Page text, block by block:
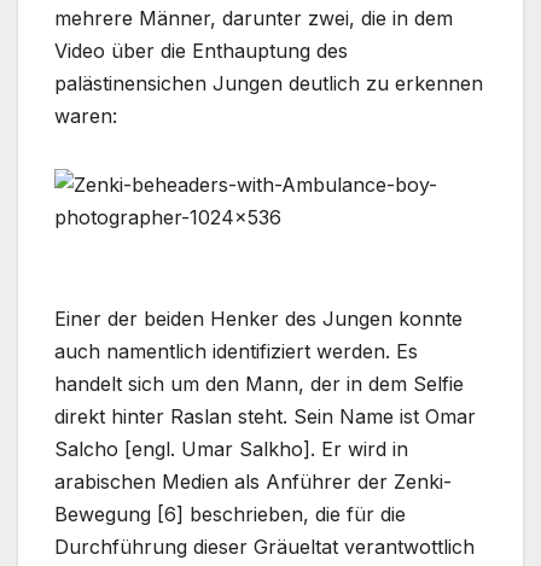
mehrere Männer, darunter zwei, die in dem
Video über die Enthauptung des
palästinensichen Jungen deutlich zu erkennen
waren:
Einer der beiden Henker des Jungen konnte
auch namentlich identifiziert werden. Es
handelt sich um den Mann, der in dem Selfie
direkt hinter Raslan steht. Sein Name ist Omar
Salcho [engl. Umar Salkho]. Er wird in
arabischen Medien als Anführer der Zenki-
Bewegung [6] beschrieben, die für die
Durchführung dieser Gräueltat verantwottlich